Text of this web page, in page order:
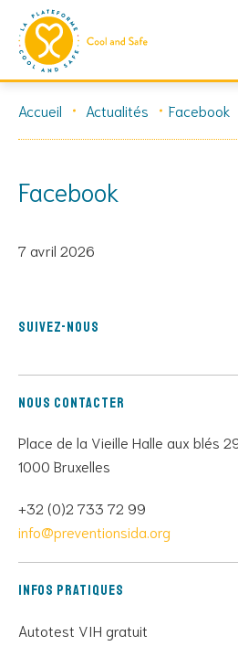
Accueil Actualités Facebook
Facebook
7 avril 2026
Suivez-nous
Nous contacter
Place de la Vieille Halle aux blés
1000 Bruxelles
+32 (0)2 733 72 99
info@preventionsida.org
Infos pratiques
Autotest VIH gratuit